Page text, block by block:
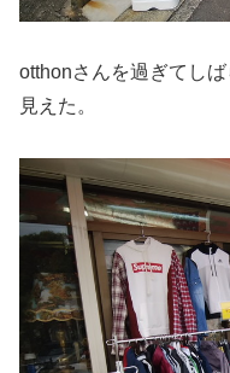
otthonさんを過ぎてし
見えた。